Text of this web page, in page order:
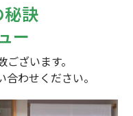
訣
ー
ざいます。
合わせください。